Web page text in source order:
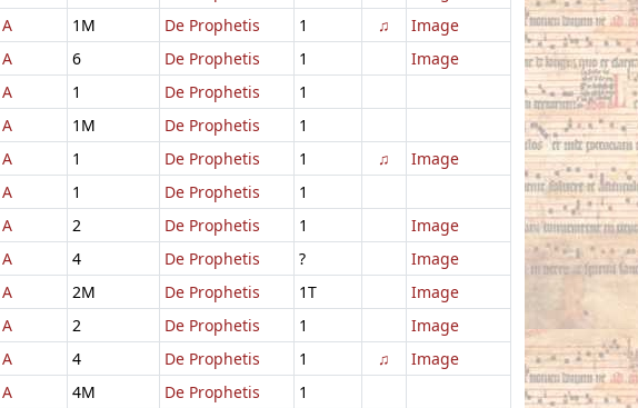
A 1M De Prophetis 1 ♫
Image
A 6 De Prophetis 1
Image
A 1 De Prophetis
1
A 1M De Prophetis
1
A 1 De Prophetis 1 ♫
Image
A 1 De Prophetis
1
A 2 De Prophetis 1
Image
A 4 De Prophetis ?
Image
A 2M De Prophetis 1T
Image
A 2 De Prophetis 1
Image
A 4 De Prophetis 1 ♫
Image
A 4M De Prophetis
1